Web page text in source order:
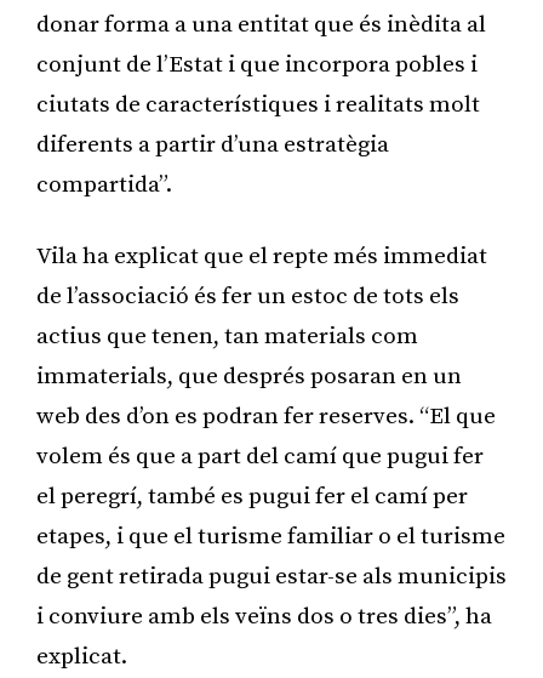
donar forma a una entitat que és inèdita al
conjunt de l’Estat i que incorpora pobles i
ciutats de característiques i realitats molt
diferents a partir d’una estratègia
compartida”.
Vila ha explicat que el repte més immediat
de l’associació és fer un estoc de tots els
actius que tenen, tan materials com
immaterials, que després posaran en un
web des d’on es podran fer reserves. “El que
volem és que a part del camí que pugui fer
el peregrí, també es pugui fer el camí per
etapes, i que el turisme familiar o el turisme
de gent retirada pugui estar-se als municipis
i conviure amb els veïns dos o tres dies”, ha
explicat.